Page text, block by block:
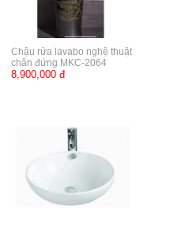
Chậu rửa lavabo nghệ thuật
chân đứng MKC-2064
8,900,000 đ